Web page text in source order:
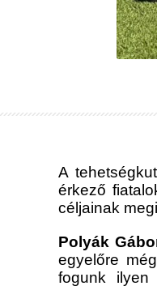
A
érkező
céljainak
Polyák
egyelőre
fogunk ilyen